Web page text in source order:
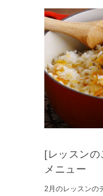
[レッスンの
メニュー
2月のレッスンの